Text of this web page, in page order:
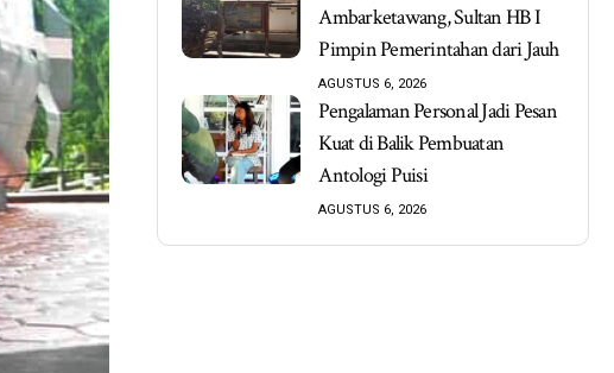
Ambarketawang, Sultan HB I
Pimpin Pemerintahan dari Jauh
AGUSTUS 6, 2026
Pengalaman Personal Jadi Pesan
Kuat di Balik Pembuatan
Antologi Puisi
AGUSTUS 6, 2026